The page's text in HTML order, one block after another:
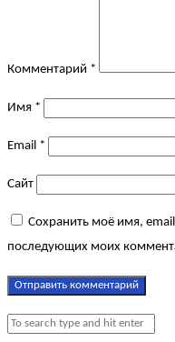
Комментарий *
Имя *
Email *
Сайт
Сохранить моё имя,
последующих моих